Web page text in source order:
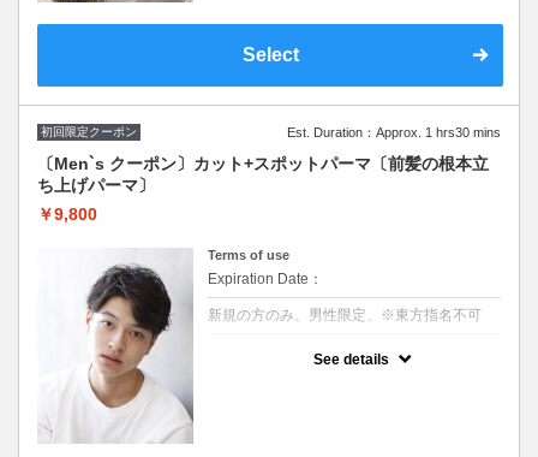
Select
初回限定クーポン Est. Duration：Approx. 1 hrs30 mins
〔Men`s クーポン〕カット+スポットパーマ〔前髪の根本立
ち上げパーマ〕
￥9,800
Terms of use
Expiration Date：
新規の方のみ、男性限定、※東方指名不可
See details